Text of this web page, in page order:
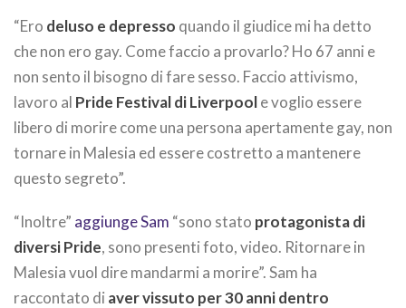
“Ero deluso e depresso quando il giudice mi ha detto
che non ero gay. Come faccio a provarlo? Ho 67 anni e
non sento il bisogno di fare sesso. Faccio attivismo,
lavoro al Pride Festival di Liverpoole voglio essere
libero di morire come una persona apertamente gay, non
tornare in Malesia ed essere costretto a mantenere
questo segreto”.
“Inoltre” aggiunge Sam “sono stato protagonista di
diversi Pride, sono presenti foto, video. Ritornare in
Malesia vuol dire mandarmi a morire”. Sam ha
raccontato di aver vissuto per 30 anni dentro